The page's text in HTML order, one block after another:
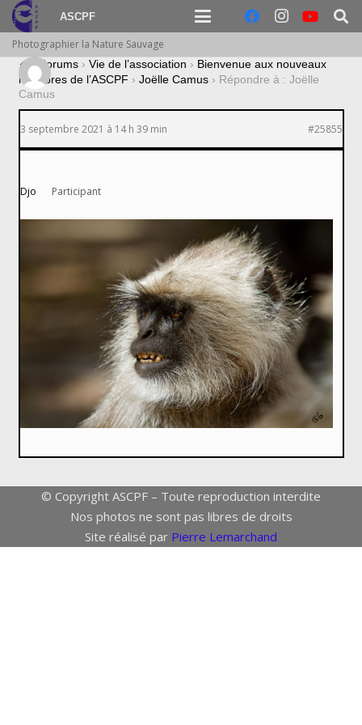
ASCPF
Photographier la Nature Sauvage
› Forums › Vie de l’association › Bienvenue aux nouveaux
membres de l’ASCPF › Joëlle Camus › Répondre à : Joëlle
Camus
3 septembre 2021 à 14 h 39 min #25855
Djo Participant
© Copyright ASCPF – Toute reproduction interdite
Nos photos ne sont pas libres de droits
Site réalisé par Pierre Lemarchand